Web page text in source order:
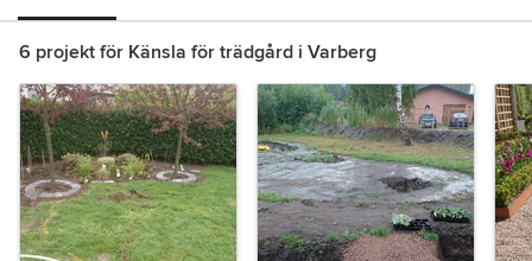
6 projekt för Känsla för trädgård i Varberg